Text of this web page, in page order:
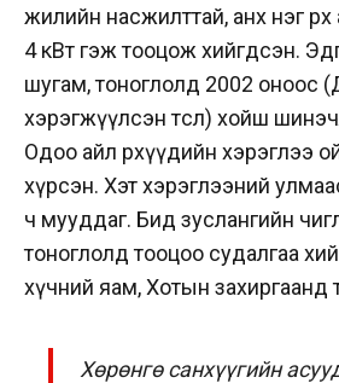
жилийн насжилттай, анх нэг
4 кВт гэж тооцож хийгдсэн.
шугам, тоноглолд 2002 оноос
хэрэгжүүлсэн төсөл) хойш
Одоо айл өрхүүдийн хэрэглээ
хүрсэн. Хэт хэрэглээний
ч мууддаг. Бид зуслангийн
тоноглолд тооцоо судалгаа
хүчний яам, Хотын захиргаанд
Хөрөнгө санхүүгийн